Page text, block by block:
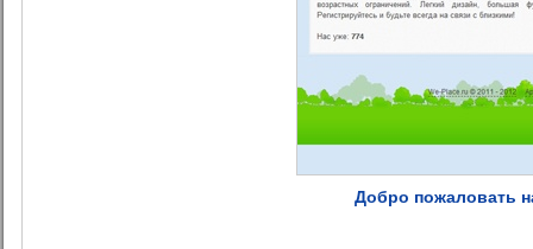
Добро пожаловать